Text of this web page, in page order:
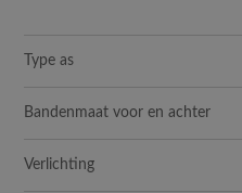
Type as
Bandenmaat voor en achter
Verlichting